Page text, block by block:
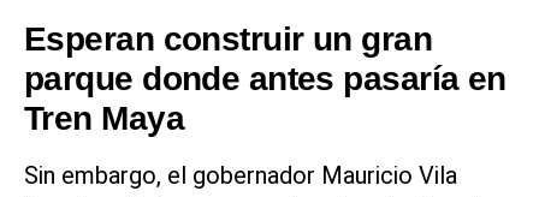
Esperan construir un gran
parque donde antes pasaría en
Tren Maya
Sin embargo, el gobernador Mauricio Vila